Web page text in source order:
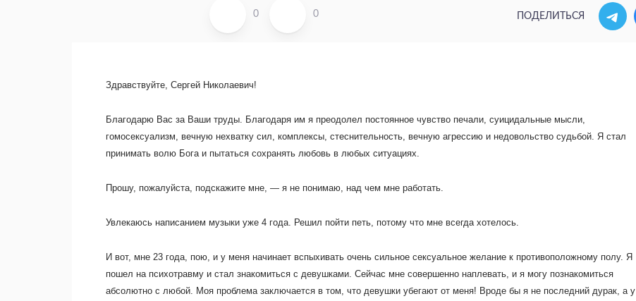
0 0 ПОДЕЛИТЬСЯ
Здравствуйте, Сергей Николаевич!
Благодарю Вас за Ваши труды. Благодаря им я преодолел постоянное чувство печали, суицидальные мысли,
гомосексуализм, вечную нехватку сил, комплексы, стеснительность, вечную агрессию и недовольство судьбой. Я стал
принимать волю Бога и пытаться сохранять любовь в любых ситуациях.
Прошу, пожалуйста, подскажите мне, — я не понимаю, над чем мне работать.
Увлекаюсь написанием музыки уже 4 года. Решил пойти петь, потому что мне всегда хотелось.
И вот, мне 23 года, пою, и у меня начинает вспыхивать очень сильное сексуальное желание к противоположному полу. Я
пошел на психотравму и стал знакомиться с девушками. Сейчас мне совершенно наплевать, и я могу познакомиться
абсолютно с любой. Моя проблема заключается в том, что девушки убегают от меня! Вроде бы я не последний дурак, а у